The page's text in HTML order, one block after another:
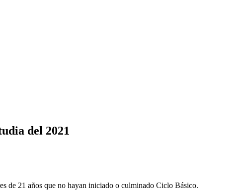
del 2021
de 21 años que no hayan iniciado o culminado Ciclo Básico.